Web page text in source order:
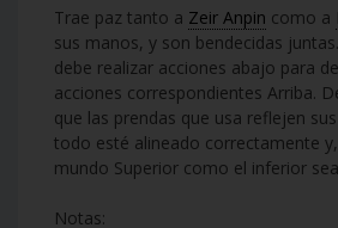
Trae paz tanto a Zeir Anpin como a
sus manos, y son bendecidas
debe realizar acciones abajo para
acciones correspondientes Arriba.
que las prendas que usa reflejen
todo esté alineado correctamente
mundo Superior como el inferior
Notas: